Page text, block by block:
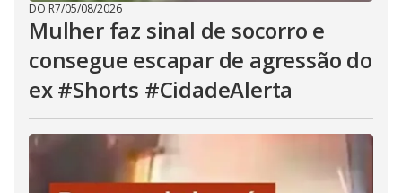
DO R7/05/08/2026
Mulher faz sinal de socorro e
consegue escapar de agressão do
ex #Shorts #CidadeAlerta